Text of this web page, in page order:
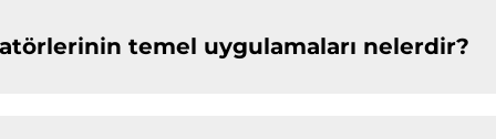
temel uygulamaları nelerdir?